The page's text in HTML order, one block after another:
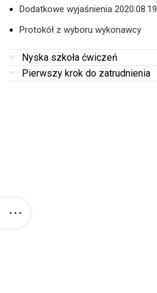
Dodatkowe wyjaśnienia 2020.08.19
Protokół z wyboru wykonawcy
Nyska szkoła ćwiczeń
Pierwszy krok do zatrudnienia